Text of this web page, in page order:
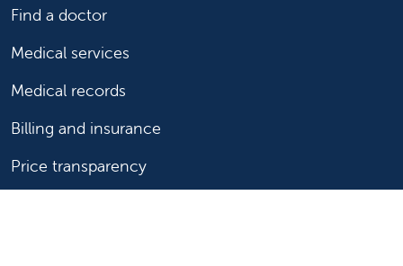
Find a doctor
Medical services
Medical records
Billing and insurance
Price transparency